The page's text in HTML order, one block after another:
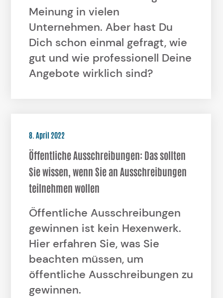
Meinung in vielen
Unternehmen. Aber hast Du
Dich schon einmal gefragt, wie
gut und wie professionell Deine
Angebote wirklich sind?
8. April 2022
Öffentliche Ausschreibungen: Das sollten
Sie wissen, wenn Sie an Ausschreibungen
teilnehmen wollen
Öffentliche Ausschreibungen
gewinnen ist kein Hexenwerk.
Hier erfahren Sie, was Sie
beachten müssen, um
öffentliche Ausschreibungen zu
gewinnen.